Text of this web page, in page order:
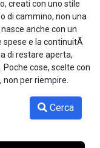
creati con uno stile
di cammino, non una
anche con un
e la continuitÃ
di restare aperta,
cose, scelte con
per riempire.
Cerca